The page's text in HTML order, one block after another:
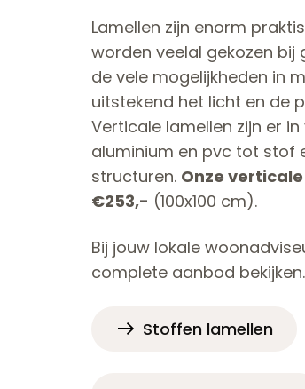
Lamellen zijn enorm
worden veelal gekozen
de vele mogelijkheden in
uitstekend het licht en de
Verticale lamellen zijn er
aluminium en pvc tot stof
structuren. Onze
€253,- (100x100 cm).
Bij jouw lokale
complete aanbod bekijken.
Stoffen lamellen